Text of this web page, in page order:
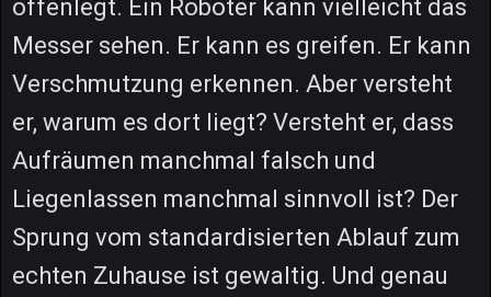
offenlegt. Ein Roboter kann vielleicht das
Messer sehen. Er kann es greifen. Er kann
Verschmutzung erkennen. Aber versteht
er, warum es dort liegt? Versteht er, dass
Aufräumen manchmal falsch und
Liegenlassen manchmal sinnvoll ist? Der
Sprung vom standardisierten Ablauf zum
echten Zuhause ist gewaltig. Und genau